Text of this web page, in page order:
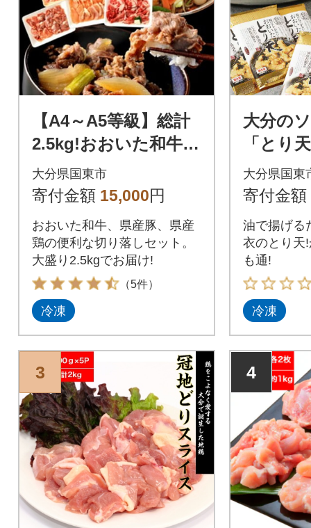
【A4～A5等級】総計
2.5kg!おおいた和牛ほ
か厳選お肉の切落し3
種セット_1476R
大分県国東市
寄付金額 15,000円
おおいた和牛、県産豚、県産
鶏の便利な切り落しセット。
大盛り2.5kgでお届け!
（5件）
冷凍
大分の
「とり
いた 名
A-2
大分県国東
寄付金額
油で揚げる
衣のとり天
も通!
冷凍
3 4